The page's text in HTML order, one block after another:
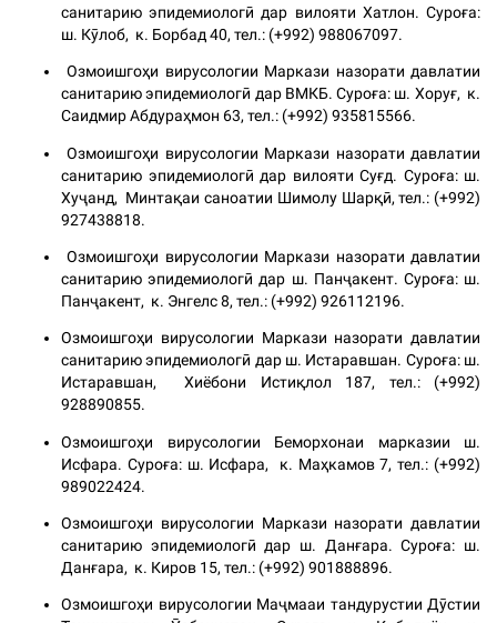
санитарию эпидемиологӣ дар вилояти Хатлон. Суроға:
ш. Кӯлоб, к. Борбад 40, тел.: (+992) 988067097.
Озмоишгоҳи вирусологии Маркази назорати давлатии
санитарию эпидемиологӣ дар ВМКБ. Суроға: ш. Хоруғ, к.
Саидмир Абдураҳмон 63, тел.: (+992) 935815566.
Озмоишгоҳи вирусологии Маркази назорати давлатии
санитарию эпидемиологӣ дар вилояти Суғд. Суроға: ш.
Хуҷанд, Минтақаи саноатии Шимолу Шарқӣ, тел.: (+992)
927438818.
Озмоишгоҳи вирусологии Маркази назорати давлатии
санитарию эпидемиологӣ дар ш. Панҷакент. Суроға: ш.
Панҷакент, к. Энгелс 8, тел.: (+992) 926112196.
Озмоишгоҳи вирусологии Маркази назорати давлатии
санитарию эпидемиологӣ дар ш. Истаравшан. Суроға: ш.
Истаравшан, Хиёбони Истиқлол 187, тел.: (+992)
928890855.
Озмоишгоҳи вирусологии Беморхонаи марказии ш.
Исфара. Суроға: ш. Исфара, к. Маҳкамов 7, тел.: (+992)
989022424.
Озмоишгоҳи вирусологии Маркази назорати давлатии
санитарию эпидемиологӣ дар ш. Данғара. Суроға: ш.
Данғара, к. Киров 15, тел.: (+992) 901888896.
Озмоишгоҳи вирусологии Маҷмааи тандурустии Дӯстии